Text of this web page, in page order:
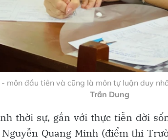
môn đầu tiên và cũng là môn tự luận duy
Trần Dung
thời sự, gắn với thực tiễn đời
Quang Minh (điểm thi